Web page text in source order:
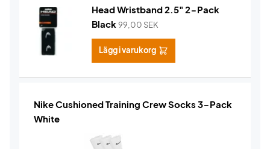
Head Wristband 2.5" 2-Pack
Black99,00 SEK
Lägg i varukorg
Nike Cushioned Training Crew Socks 3-Pack
White